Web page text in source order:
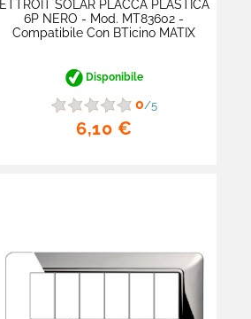
ETTROIT SOLAR PLACCA PLASTICA
6P NERO - Mod. MT83602 -
Compatibile Con BTicino MATIX
Disponibile
0/5
6,10 €